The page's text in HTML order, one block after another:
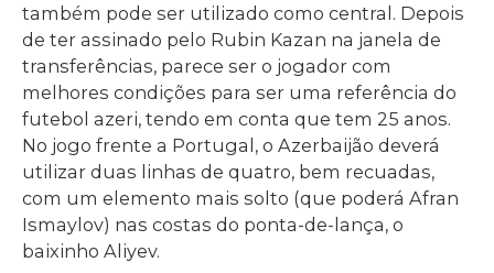
também pode ser utilizado como central. Depois
de ter assinado pelo Rubin Kazan na janela de
transferências, parece ser o jogador com
melhores condições para ser uma referência do
futebol azeri, tendo em conta que tem 25 anos.
No jogo frente a Portugal, o Azerbaijão deverá
utilizar duas linhas de quatro, bem recuadas,
com um elemento mais solto (que poderá Afran
Ismaylov) nas costas do ponta-de-lança, o
baixinho Aliyev.